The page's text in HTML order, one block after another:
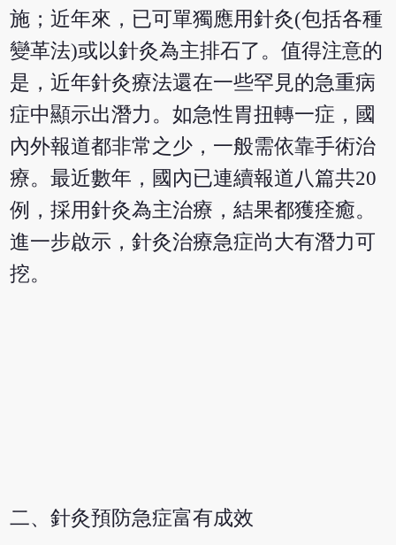
施；近年來，已可單獨應用針灸(包括各種
變革法)或以針灸為主排石了。值得注意的
是，近年針灸療法還在一些罕見的急重病
症中顯示出潛力。如急性胃扭轉一症，國
內外報道都非常之少，一般需依靠手術治
療。最近數年，國內已連續報道八篇共20
例，採用針灸為主治療，結果都獲痊癒。
進一步啟示，針灸治療急症尚大有潛力可
挖。
二、針灸預防急症富有成效